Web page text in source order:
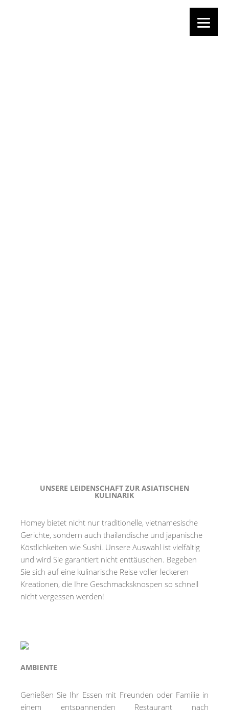
UNSERE LEIDENSCHAFT ZUR ASIATISCHEN
KULINARIK
Homey bietet nicht nur traditionelle, vietnamesische
Gerichte, sondern auch thailändische und japanische
Köstlichkeiten wie Sushi. Unsere Auswahl ist vielfältig
und wird Sie garantiert nicht enttäuschen. Begeben
Sie sich auf eine kulinarische Reise voller leckeren
Kreationen, die Ihre Geschmacksknospen so schnell
nicht vergessen werden!
AMBIENTE
Genießen Sie Ihr Essen mit Freunden oder Familie in
einem entspannenden Restaurant nach